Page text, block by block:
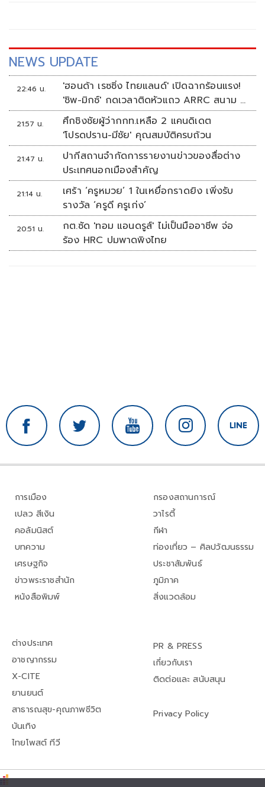
NEWS UPDATE
22:46 น.
'ฮอนด้า เรซซิ่ง ไทยแลนด์' เปิดฉากร้อนแรง!
'ชิพ-มิกซ์' กดเวลาติดหัวแถว ARRC สนาม 4
ที่มัลดาลิกา
21:57 น.
ศึกชิงชัยผู้ว่ากกท.เหลือ 2 แคนดิเดต
'โปรดปราน-มีชัย' คุณสมบัติครบถ้วน
21:47 น.
ปากีสถานจำกัดการรายงานข่าวของสื่อต่าง
ประเทศนอกเมืองสำคัญ
21:14 น.
เศร้า ‘ครูหมวย’ 1 ในเหยื่อกราดยิง เพิ่งรับ
รางวัล ‘ครูดี ครูเก่ง’
20:51 น.
กต.ซัด 'ทอม แอนดรูส์' ไม่เป็นมืออาชีพ จ่อ
ร้อง HRC ปมพาดพิงไทย
การเมือง
เปลว สีเงิน
คอลัมนิสต์
บทความ
เศรษฐกิจ
ข่าวพระราชสำนัก
หนังสือพิมพ์
กรองสถานการณ์
วาไรตี้
กีฬา
ท่องเที่ยว – ศิลปวัฒนธรรม
ประชาสัมพันธ์
ภูมิภาค
สิ่งแวดล้อม
ต่างประเทศ
อาชญากรรม
X-CITE
ยานยนต์
สาธารณสุข-คุณภาพชีวิต
บันเทิง
ไทยโพสต์ ทีวี
PR & PRESS
เกี่ยวกับเรา
ติดต่อและ สนับสนุน
Privacy Policy